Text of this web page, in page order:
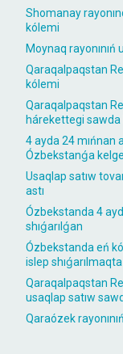
Shomanay
kólemi
Moynaq rayonınıń
Qaraqalpaqstan
kólemi
Qaraqalpaqstan
hárekettegi sawda
4 ayda 24 mıńnan
Ózbekstanǵa
Usaqlap satıw
astı
Ózbekstanda 4
shıǵarılǵan
Ózbekstanda eń
islep shıǵarılmaqta
Qaraqalpaqstan
usaqlap satıw
Qaraózek